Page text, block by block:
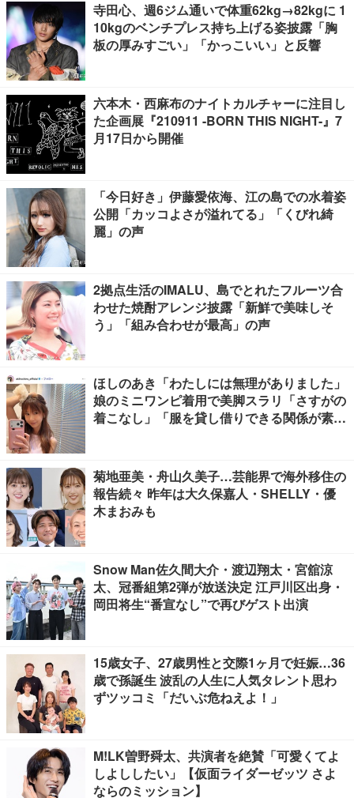
寺田心、週6ジム通いで体重62kg→82kgに 1
10kgのベンチプレス持ち上げる姿披露「胸
板の厚みすごい」「かっこいい」と反響
六本木・西麻布のナイトカルチャーに注目し
た企画展『210911 -BORN THIS NIGHT-』7
月17日から開催
「今日好き」伊藤愛依海、江の島での水着姿
公開「カッコよさが溢れてる」「くびれ綺
麗」の声
2拠点生活のIMALU、島でとれたフルーツ合
わせた焼酎アレンジ披露「新鮮で美味しそ
う」「組み合わせが最高」の声
ほしのあき「わたしには無理がありました」
娘のミニワンピ着用で美脚スラリ「さすがの
着こなし」「服を貸し借りできる関係が素
菊地亜美・舟山久美子…芸能界で海外移住の
報告続々 昨年は大久保嘉人・SHELLY・優
木まおみも
Snow Man佐久間大介・渡辺翔太・宮舘涼
太、冠番組第2弾が放送決定 江戸川区出身・
岡田将生“番宣なし”で再びゲスト出演
15歳女子、27歳男性と交際1ヶ月で妊娠…36
歳で孫誕生 波乱の人生に人気タレント思わ
ずツッコミ「だいぶ危ねえよ！」
M!LK曽野舜太、共演者を絶賛「可愛くてよ
しよししたい」【仮面ライダーゼッツ さよ
ならのミッション】